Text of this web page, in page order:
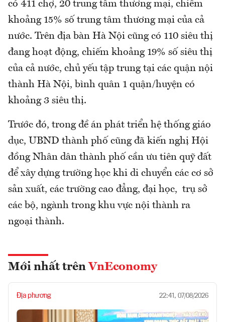
có 411 chợ, 20 trung tâm thương mại, chiếm
khoảng 15% số trung tâm thương mại của cả
nước. Trên địa bàn Hà Nội cũng có 110 siêu thị
đang hoạt động, chiếm khoảng 19% số siêu thị
của cả nước, chủ yếu tập trung tại các quận nội
thành Hà Nội, bình quân 1 quận/huyện có
khoảng 3 siêu thị.
Trước đó, trong đề án phát triển hệ thống giáo
dục, UBND thành phố cũng đã kiến nghị Hội
đồng Nhân dân thành phố cần ưu tiên quỹ đất
để xây dựng trường học khi di chuyển các cơ sở
sản xuất, các trường cao đẳng, đại học, trụ sở
các bộ, ngành trong khu vực nội thành ra
ngoại thành.
Mới nhất trên VnEconomy
Địa phương 22:41, 07/08/2026